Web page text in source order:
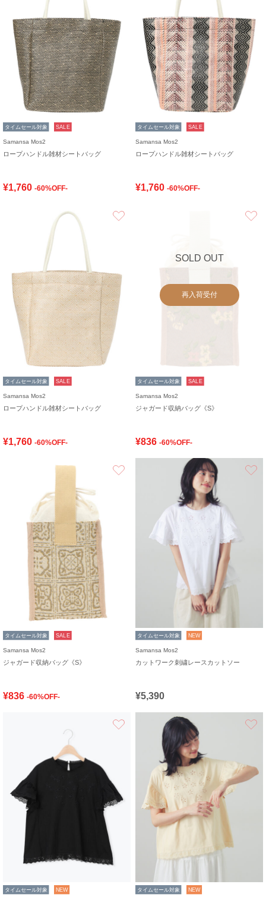
タイムセール対象 SALE
Samansa Mos2
ロープハンドル雑材シートバッグ
¥1,760 -60%OFF-
タイムセール対象 SALE
Samansa Mos2
ロープハンドル雑材シートバッグ
¥1,760 -60%OFF-
タイムセール対象 SALE
Samansa Mos2
ロープハンドル雑材シートバッグ
¥1,760 -60%OFF-
SOLD OUT
再入荷受付
タイムセール対象 SALE
Samansa Mos2
ジャガード収納バッグ《S》
¥836 -60%OFF-
タイムセール対象 SALE
Samansa Mos2
ジャガード収納バッグ《S》
¥836 -60%OFF-
タイムセール対象 NEW
Samansa Mos2
カットワーク刺繍レースカットソー
¥5,390
タイムセール対象 NEW タイムセール対象 NEW